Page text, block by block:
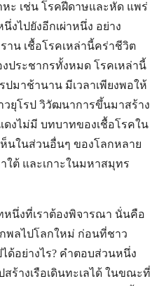
ะ เช่น โรคฝีดาษและหัด แพร่
งไปยังอีกเผ่าหนึ่ง อย่าง
าน เชื้อโรคเหล่านี้คร่าชีวิต
งประชากรทั้งหมด โรคเหล่านี้
ปมาช้านาน มีเวลาเพียงพอให้
ยุโรป วิวัฒนาการขึ้นมาสร้าง
งไม่มี บทบาทของเชื้อโรคใน
นในส่วนอื่นๆ ของโลกหลาย
ใต้ และเกาะในมหาสมุทร
หนึ่งที่เราต้องพิจารณา นั่นคือ
กพลไปโลกใหม่ ก่อนที่ชาว
ได้อย่างไร? คำตอบส่วนหนึ่ง
สร้างเรือเดินทะเลได้ ในขณะที่